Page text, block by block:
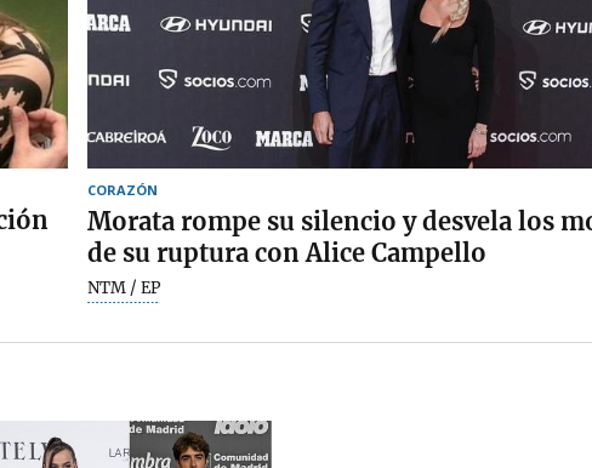
CORAZÓN
Morata rompe su silencio y desvela los
de su ruptura con Alice Campello
NTM / EP